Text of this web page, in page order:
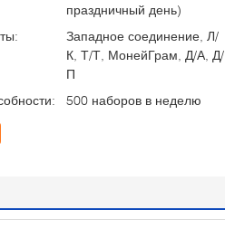
праздничный день)
Западное соединение, Л/
К, Т/Т, МонейГрам, Д/А, Д/
П
500 наборов в неделю